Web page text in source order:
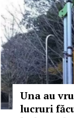
Una au
lucruri